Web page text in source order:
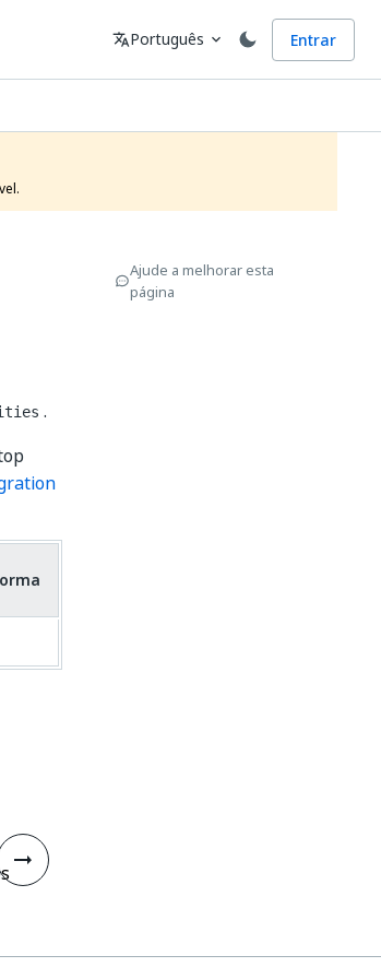
Idioma
translatePortuguês expand_more Entrar
.
Ajude a melhorar esta
página